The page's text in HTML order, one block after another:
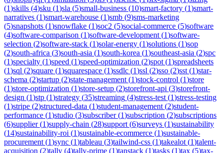
(1)skills (4)sku (1)sla (5)small-business (10)smart-factory (1)smart-
narratives (1)smart-warehouse (1)smb (9)sms-marketing
(5)snapshots (1)snowflake (1)soc2 (5)social-commerce (5)software
(4)software-comparison (1)software-development (1)software-
selection (2)software-stack (1)solar-energy (1)solutions (1)sop
(2)south-africa (3)south-asia (1)south-korea (1)southeast-asia (2)spc
(1)specialty (1)speed (1)speed-optimization (2)spot (1)spreadsheets
(1)sql (2)square (1)squarespace (1)ssdlc (1)ssl (2)sso (2)sst (1)star-
schema (2)startup (2)state-management (1)stock-control (1)store
(1)store-optimization (1)store-setup (2)storefront-api (3)storefront-
design (1)stp (1)strategy (35)streaming (4)stress-test (1)stress-testing
(1)stripe (2)structured-data (1)student-management (2)student-
performance (1)studio (3)subscriber(1)subscription (2)subscriptions
(6)supplier(1)supply-chain (28)support (6)surveys (1)sustainability
(14)sustainability-roi (1)sustainable-ecommerce (1)sustainable-
procurement (1)sync (1)tableau (3)tailwind-css (1)takealot (1)talent-
acquisition (2)tally (4)tally-prime (1)tanstack (1)tasks (1)tax (5)tax-